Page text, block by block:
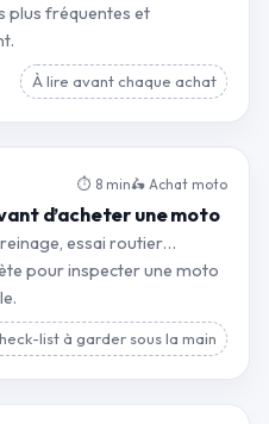
plus fréquentes et
À lire avant chaque achat
⏱ 8 min🛵 Achat moto
d’acheter une moto
essai routier…
pour inspecter une moto
list à garder sous la main